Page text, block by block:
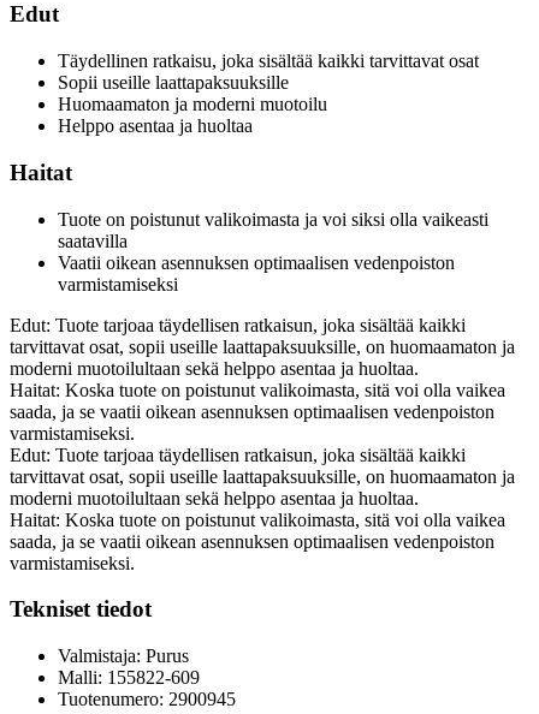
Edut
Täydellinen ratkaisu, joka sisältää kaikki tarvittavat osat
Sopii useille laattapaksuuksille
Huomaamaton ja moderni muotoilu
Helppo asentaa ja huoltaa
Haitat
Tuote on poistunut valikoimasta ja voi siksi olla vaikeasti
saatavilla
Vaatii oikean asennuksen optimaalisen vedenpoiston
varmistamiseksi
Edut: Tuote tarjoaa täydellisen ratkaisun, joka sisältää kaikki
tarvittavat osat, sopii useille laattapaksuuksille, on huomaamaton ja
moderni muotoilultaan sekä helppo asentaa ja huoltaa.
Haitat: Koska tuote on poistunut valikoimasta, sitä voi olla vaikea
saada, ja se vaatii oikean asennuksen optimaalisen vedenpoiston
varmistamiseksi.
Edut: Tuote tarjoaa täydellisen ratkaisun, joka sisältää kaikki
tarvittavat osat, sopii useille laattapaksuuksille, on huomaamaton ja
moderni muotoilultaan sekä helppo asentaa ja huoltaa.
Haitat: Koska tuote on poistunut valikoimasta, sitä voi olla vaikea
saada, ja se vaatii oikean asennuksen optimaalisen vedenpoiston
varmistamiseksi.
Tekniset tiedot
Valmistaja: Purus
Malli: 155822-609
Tuotenumero: 2900945